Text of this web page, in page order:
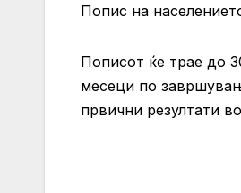
Попис на
Пописот ќе трае до
месеци по
првични резултати